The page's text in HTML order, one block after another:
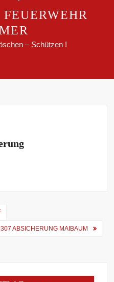
– Schützen !
ABSICHERUNG MAIBAUM